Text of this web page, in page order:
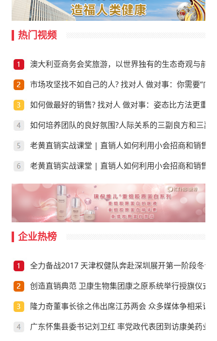
热门视频
澳大利亚商务会奖旅游，以世界独有的生态奇观与前
市场攻坚找不如自己的人? 找对人 做对事：你需要“向
如何做最好的销售? 找对人 做对事：姿态比方法更重要!
如何培养团队的良好氛围?人际关系的三副良方和三副
老黄直销实战课堂 | 直销人如何利用小会招商和销售
老黄直销实战课堂 | 直销人如何利用小会招商和销售
企业热榜
全力备战2017 天津权健队奔赴深圳展开第一阶段冬训
创造直销典范 卫康生物集团康之原系统举行授旗仪式
隆力奇董事长徐之伟出席江苏两会 众多媒体争相采访
广东怀集县委书记刘卫红 率党政代表团到访康美药业